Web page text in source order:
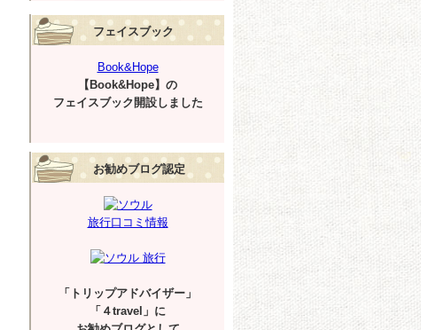
フェイスブック
Book&Hope
【Book&Hope】の
フェイスブック開設しました
お勧めブログ認定
旅行口コミ情報
「トリップアドバイザー」
「４travel」に